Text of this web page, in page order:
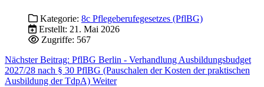
Kategorie: 8c Pflegeberufegesetzes (PflBG)
Erstellt: 21. Mai 2026
Zugriffe: 567
Nächster Beitrag: PflBG Berlin - Verhandlung Ausbildungsbudget
2027/28 nach § 30 PflBG (Pauschalen der Kosten der praktischen
Ausbildung der TdpA) Weiter